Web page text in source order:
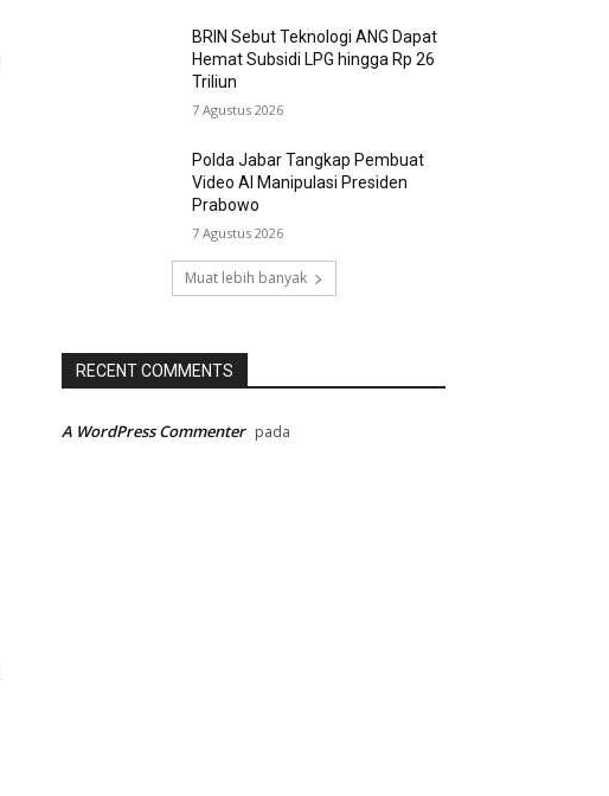
BRIN Sebut Teknologi ANG Dapat
Hemat Subsidi LPG hingga Rp 26
Triliun
7 Agustus 2026
Polda Jabar Tangkap Pembuat
Video AI Manipulasi Presiden
Prabowo
7 Agustus 2026
Muat lebih banyak
RECENT COMMENTS
A WordPress Commenter pada